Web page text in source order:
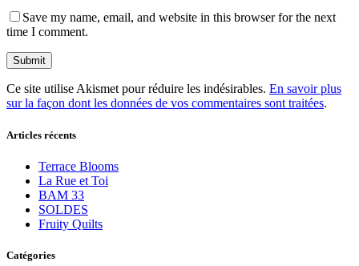
Save my name, email, and website in this browser for the next
time I comment.
Ce site utilise Akismet pour réduire les indésirables. En savoir plus
sur la façon dont les données de vos commentaires sont traitées.
Articles récents
Terrace Blooms
La Rue et Toi
BAM 33
SOLDES
Fruity Quilts
Catégories